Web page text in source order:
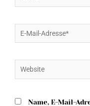
E-
Mail-
Website
Name, E-Mail-